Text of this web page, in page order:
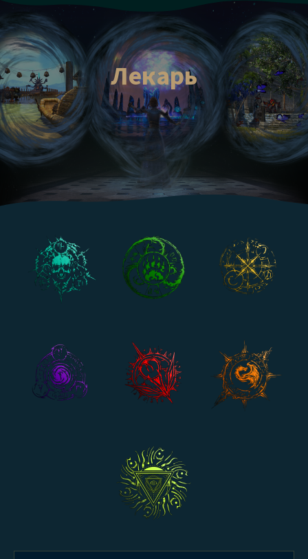
Вот это да! — подумала Алиса. — Кот с
улыбкой — и то редкость, но уж улыбка
без кота — это я прямо не знаю что
такое!
Лекарь